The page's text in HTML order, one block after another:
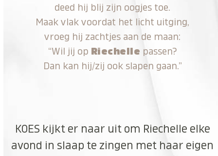
deed hij blij zijn oogjes toe.
Maak vlak voordat het licht uitging,
vroeg hij zachtjes aan de maan:
“Wil jij op Riechelle passen?
Dan kan hij/zij ook slapen gaan.”
KOES kijkt er naar uit om Riechelle elke
avond in slaap te zingen met haar eigen